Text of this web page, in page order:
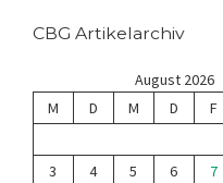
CBG Artikelarchiv
August 2026
M
D M D F
3
4 5 6 7